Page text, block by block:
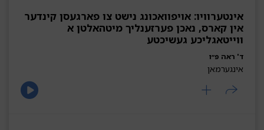
אינטערוויו: אויפוואכונג נישט צו פארגעסן קינדער
אין קארס, נאכן פערזענליך מיטהאלטן א
ווייטאגליכע געשיכטע
ד' ראה פ״ו
אינגערמאן